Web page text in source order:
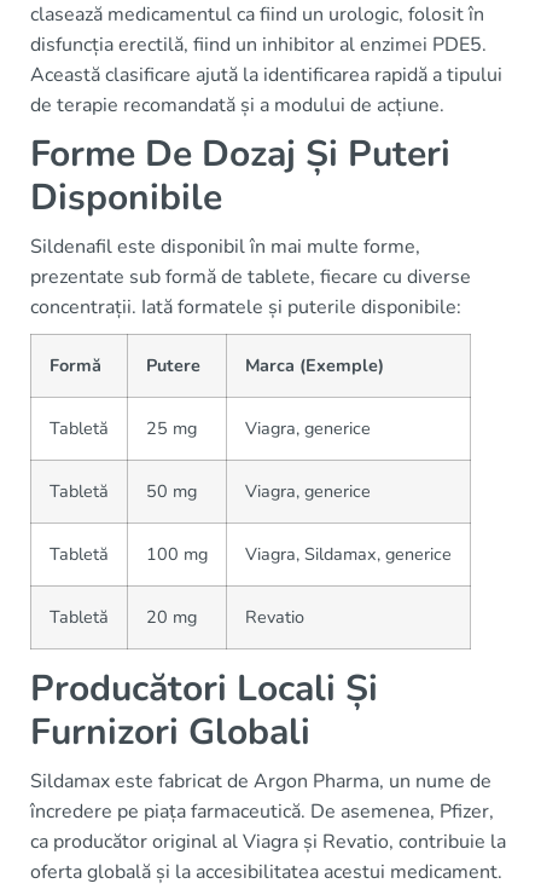
clasează medicamentul ca fiind un urologic, folosit în
disfuncția erectilă, fiind un inhibitor al enzimei PDE5.
Această clasificare ajută la identificarea rapidă a tipului
de terapie recomandată și a modului de acțiune.
Forme De Dozaj Și Puteri
Disponibile
Sildenafil este disponibil în mai multe forme,
prezentate sub formă de tablete, fiecare cu diverse
concentrații. Iată formatele și puterile disponibile:
Formă Putere Marca (Exemple)
Tabletă 25 mg Viagra, generice
Tabletă 50 mg Viagra, generice
Tabletă 100 mg Viagra, Sildamax, generice
Tabletă 20 mg Revatio
Producători Locali Și
Furnizori Globali
Sildamax este fabricat de Argon Pharma, un nume de
încredere pe piața farmaceutică. De asemenea, Pfizer,
ca producător original al Viagra și Revatio, contribuie la
oferta globală și la accesibilitatea acestui medicament.